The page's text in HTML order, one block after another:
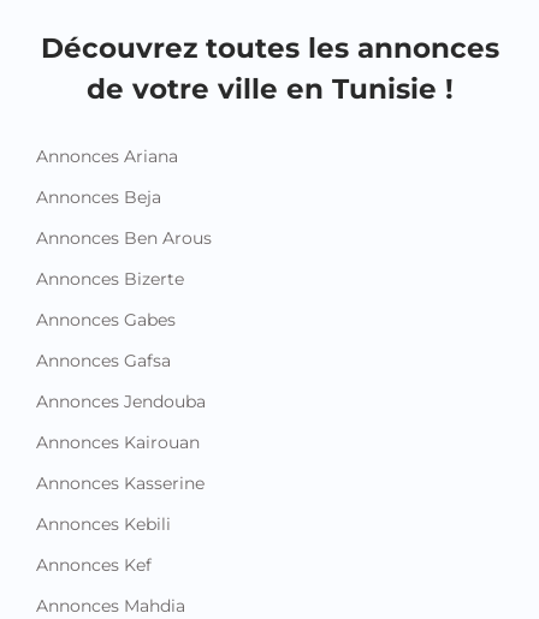
Découvrez toutes les annonces
de votre ville en Tunisie !
Annonces Ariana
Annonces Beja
Annonces Ben Arous
Annonces Bizerte
Annonces Gabes
Annonces Gafsa
Annonces Jendouba
Annonces Kairouan
Annonces Kasserine
Annonces Kebili
Annonces Kef
Annonces Mahdia